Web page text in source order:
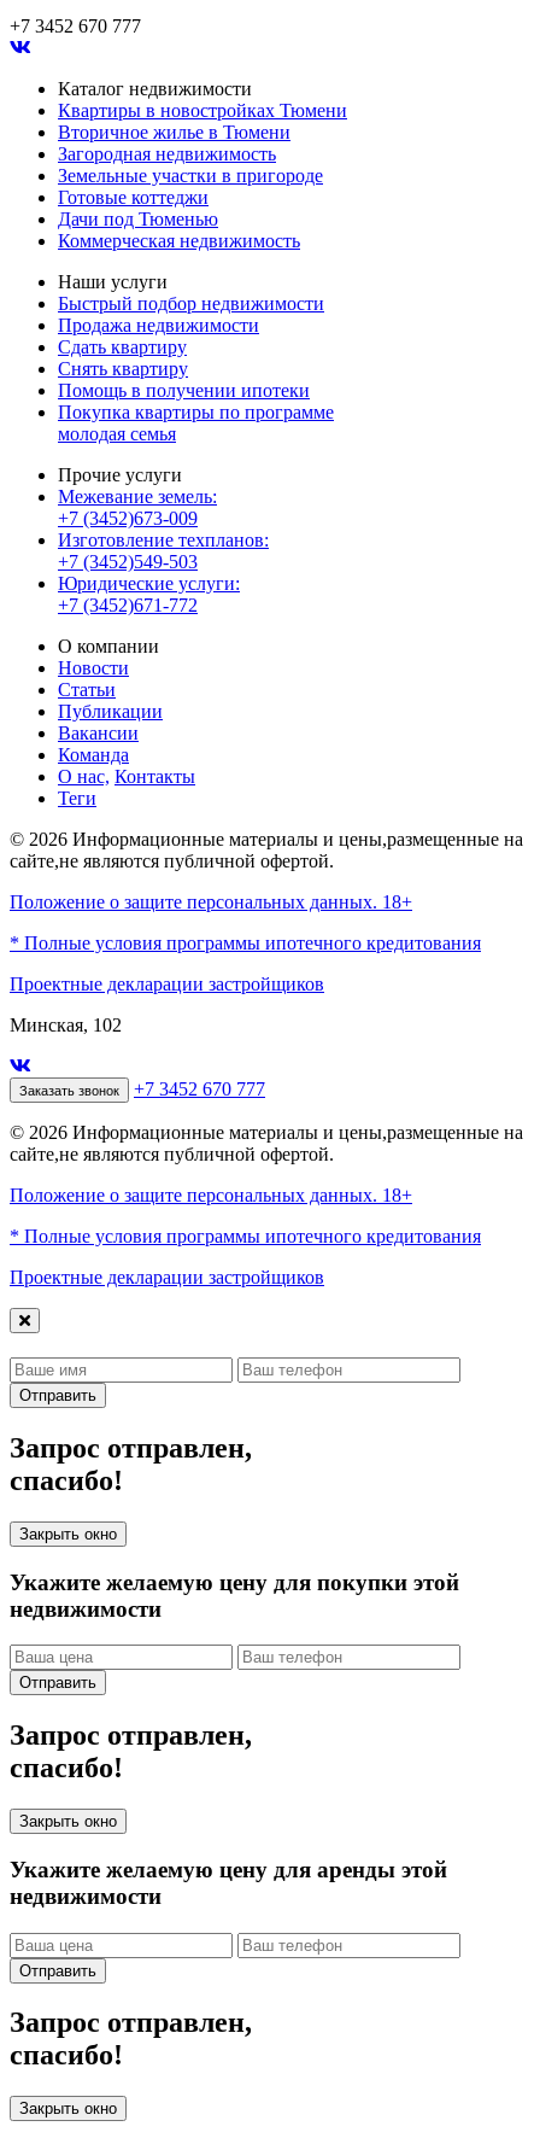
+7 3452 670 777
Каталог недвижимости
Квартиры в новостройках Тюмени
Вторичное жилье в Тюмени
Загородная недвижимость
Земельные участки в пригороде
Готовые коттеджи
Дачи под Тюменью
Коммерческая недвижимость
Наши услуги
Быстрый подбор недвижимости
Продажа недвижимости
Сдать квартиру
Снять квартиру
Помощь в получении ипотеки
Покупка квартиры по программе
молодая семья
Прочие услуги
Межевание земель:
+7 (3452)673-009
Изготовление техпланов:
+7 (3452)549-503
Юридические услуги:
+7 (3452)671-772
О компании
Новости
Статьи
Публикации
Вакансии
Команда
О нас, Контакты
Теги
© 2026 Информационные материалы и цены,размещенные на
сайте,не являются публичной офертой.
Положение о защите персональных данных. 18+
* Полные условия программы ипотечного кредитования
Проектные декларации застройщиков
Минская, 102
Заказать звонок +7 3452 670 777
© 2026 Информационные материалы и цены,размещенные на
сайте,не являются публичной офертой.
Положение о защите персональных данных. 18+
* Полные условия программы ипотечного кредитования
Проектные декларации застройщиков
Отправить
Запрос отправлен,
спасибо!
Закрыть окно
Укажите желаемую цену для покупки этой
недвижимости
Отправить
Запрос отправлен,
спасибо!
Закрыть окно
Укажите желаемую цену для аренды этой
недвижимости
Отправить
Запрос отправлен,
спасибо!
Закрыть окно